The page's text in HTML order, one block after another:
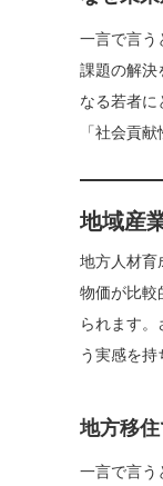
一言で言う
課題の解決
なる若者に
「社会貢
地域産
地方人材育
物価が比較
られます
う実感を持
地方移
一言で言う